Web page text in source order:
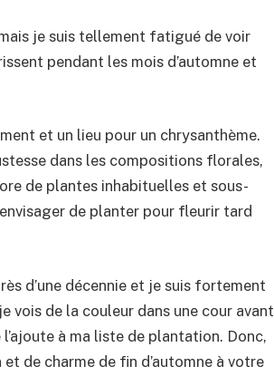
je suis tellement fatigué de voir
pendant les mois d’automne et
et un lieu pour un chrysanthème.
dans les compositions florales,
de plantes inhabituelles et sous-
de planter pour fleurir tard
d’une décennie et je suis fortement
vois de la couleur dans une cour avant
à ma liste de plantation. Donc,
de charme de fin d’automne à votre